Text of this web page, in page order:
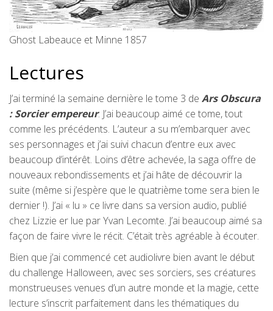
Ghost Labeauce et Minne 1857
Lectures
J’ai terminé la semaine dernière le tome 3 de Ars Obscura
: Sorcier empereur. J’ai beaucoup aimé ce tome, tout
comme les précédents. L’auteur a su m’embarquer avec
ses personnages et j’ai suivi chacun d’entre eux avec
beaucoup d’intérêt. Loins d’être achevée, la saga offre de
nouveaux rebondissements et j’ai hâte de découvrir la
suite (même si j’espère que le quatrième tome sera bien le
dernier !). J’ai « lu » ce livre dans sa version audio, publié
chez Lizzie er lue par Yvan Lecomte. J’ai beaucoup aimé sa
façon de faire vivre le récit. C’était très agréable à écouter.
Bien que j’ai commencé cet audiolivre bien avant le début
du challenge Halloween, avec ses sorciers, ses créatures
monstrueuses venues d’un autre monde et la magie, cette
lecture s’inscrit parfaitement dans les thématiques du